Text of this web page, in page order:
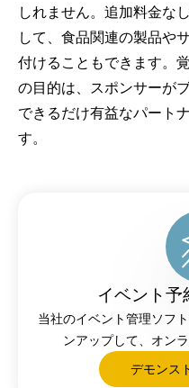
しれません。追加料金な
して、食品関連の製品や
付けることもできます。
の目的は、スポンサーが
できるだけ有益なパート
す。
イベント予
当社のイベント管理ソフ
ンアップして、オン
デモンス